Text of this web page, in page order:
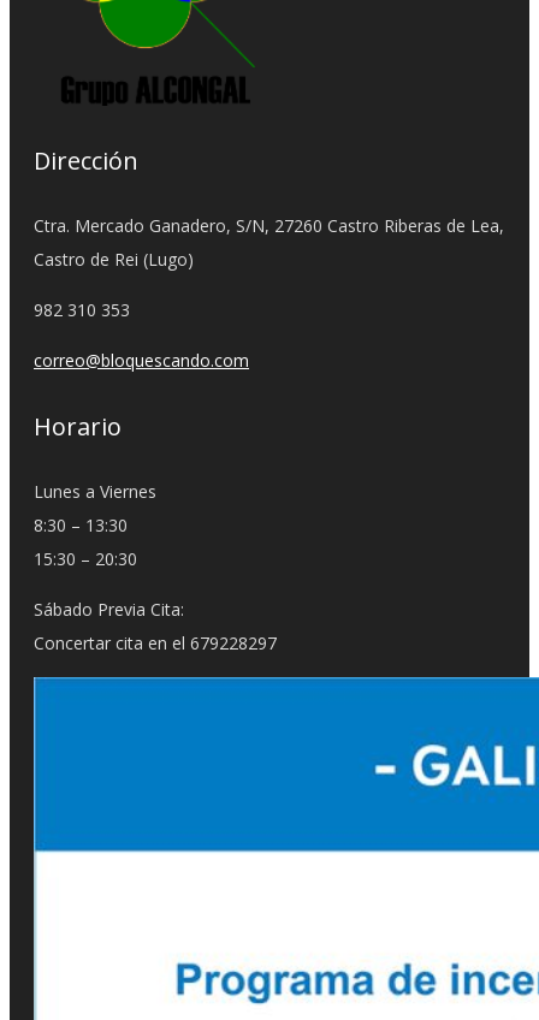
Dirección
Ctra. Mercado Ganadero, S/N, 27260 Castro Riberas de Lea,
Castro de Rei (Lugo)
982 310 353
correo@bloquescando.com
Horario
Lunes a Viernes
8:30 – 13:30
15:30 – 20:30
Sábado Previa Cita:
Concertar cita en el 679228297